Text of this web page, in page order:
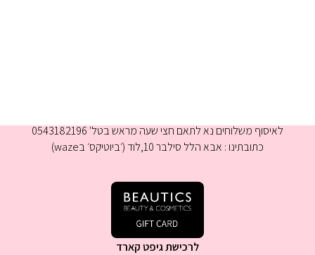
לאיסוף משלוחים נא לתאם חצי שעה מראש בטל' 0543182196
כתובתינו : אבא הלל סילבר 10,לוד (׳ביוטיקס׳ בwaze)
לרכישת גיפט קארד